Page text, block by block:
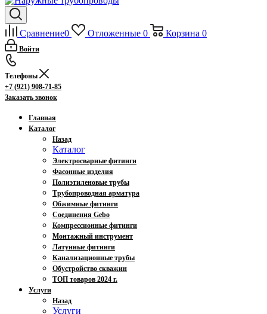
Сравнение0 Отложенные 0 Корзина 0
Войти
Телефоны
+7 (921) 908-71-85
Заказать звонок
Главная
Каталог
Назад
Каталог
Электросварные фитинги
Фасонные изделия
Полиэтиленовые трубы
Трубопроводная арматура
Обжимные фитинги
Соединения Gebo
Компрессионные фитинги
Монтажный инструмент
Латунные фитинги
Канализационные трубы
Обустройство скважин
ТОП товаров 2024 г.
Услуги
Назад
Услуги